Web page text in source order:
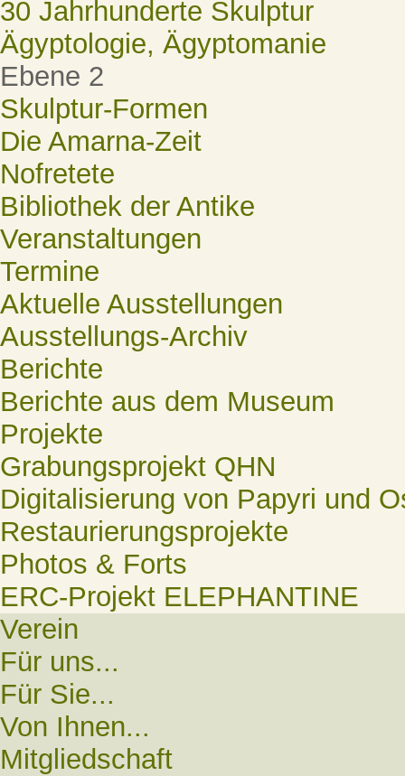
30 Jahrhunderte Skulptur
Ägyptologie, Ägyptomanie
Ebene 2
Skulptur-Formen
Die Amarna-Zeit
Nofretete
Bibliothek der Antike
Veranstaltungen
Termine
Aktuelle Ausstellungen
Ausstellungs-Archiv
Berichte
Berichte aus dem Museum
Projekte
Grabungsprojekt QHN
Digitalisierung von Papyri und
Restaurierungsprojekte
Photos & Forts
ERC-Projekt ELEPHANTINE
Verein
Für uns...
Für Sie...
Von Ihnen...
Mitgliedschaft